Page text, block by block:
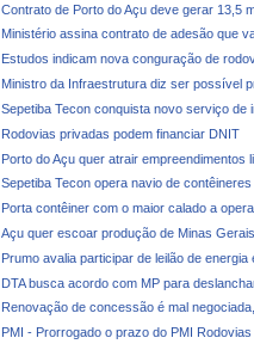
Contrato de Porto do Açu deve gerar 13,5
Ministério assina contrato de adesão que
Estudos indicam nova conguração de
Ministro da Infraestrutura diz ser possível
Sepetiba Tecon conquista novo serviço de
Rodovias privadas podem financiar DNIT
Porto do Açu quer atrair empreendimentos
Sepetiba Tecon opera navio de
Porta contêiner com o maior calado a
Açu quer escoar produção de Minas Gerais
Prumo avalia participar de leilão de energia
DTA busca acordo com MP para
Renovação de concessão é mal
PMI - Prorrogado o prazo do PMI Rodovias